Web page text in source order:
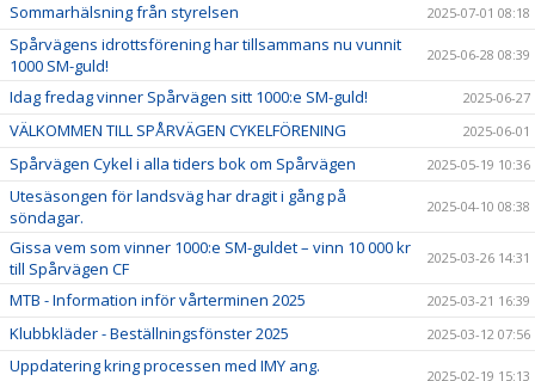
Sommarhälsning från styrelsen 2025-07-01 08:18
Spårvägens idrottsförening har tillsammans nu vunnit
1000 SM-guld!
2025-06-28 08:39
Idag fredag vinner Spårvägen sitt 1000:e SM-guld! 2025-06-27
VÄLKOMMEN TILL SPÅRVÄGEN CYKELFÖRENING 2025-06-01
Spårvägen Cykel i alla tiders bok om Spårvägen 2025-05-19 10:36
Utesäsongen för landsväg har dragit i gång på
söndagar.
2025-04-10 08:38
Gissa vem som vinner 1000:e SM-guldet – vinn 10 000 kr
till Spårvägen CF
2025-03-26 14:31
MTB - Information inför vårterminen 2025 2025-03-21 16:39
Klubbkläder - Beställningsfönster 2025 2025-03-12 07:56
Uppdatering kring processen med IMY ang.
2025-02-19 15:13